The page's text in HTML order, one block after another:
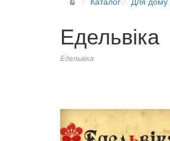
Едельвіка
Едельвіка